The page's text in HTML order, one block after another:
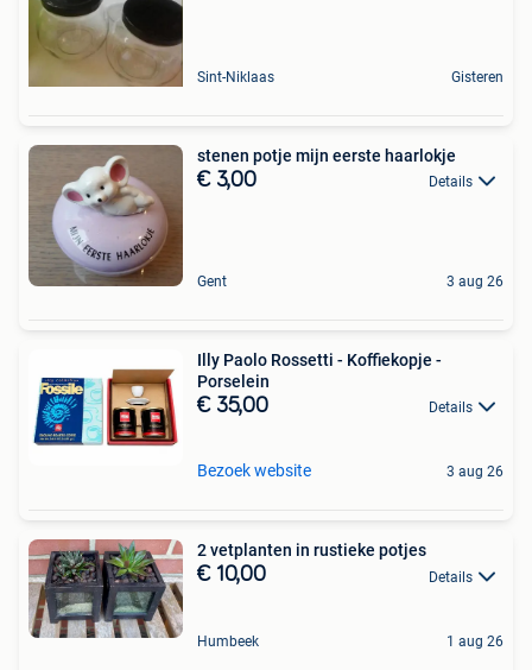
Sint-Niklaas Gisteren
stenen potje mijn eerste haarlokje
€ 3,00 Details
Gent 3 aug 26
Illy Paolo Rossetti - Koffiekopje -
Porselein
€ 35,00 Details
Bezoek website 3 aug 26
2 vetplanten in rustieke potjes
€ 10,00 Details
Humbeek 1 aug 26